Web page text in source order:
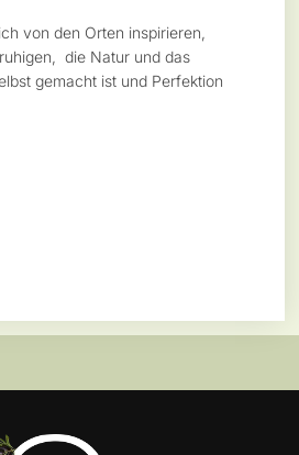
von den Orten inspirieren,
die Natur und das
gemacht ist und Perfektion